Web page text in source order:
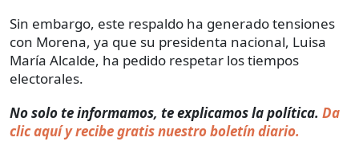
Sin embargo, este respaldo ha generado tensiones
con Morena, ya que su presidenta nacional, Luisa
María Alcalde, ha pedido respetar los tiempos
electorales.
No solo te informamos, te explicamos la política. Da
clic aquí y recibe gratis nuestro boletín diario.